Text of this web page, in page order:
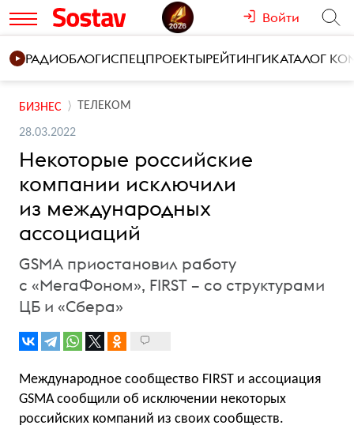
Войти
РАДИОБЛОГИСПЕЦПРОЕКТЫРЕЙТИНГИКАТАЛОГ
БИЗНЕС ТЕЛЕКОМ
28.03.2022
Некоторые российские
компании исключили
из международных
ассоциаций
GSMA приостановил работу
с «МегаФоном», FIRST – со структурами
ЦБ и «Сбера»
Международное сообщество FIRST и ассоциация
GSMA сообщили об исключении некоторых
российских компаний из своих сообществ.